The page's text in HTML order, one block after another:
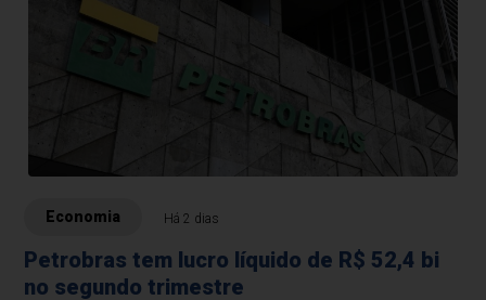
Economia Há 2 dias
Petrobras tem lucro líquido de R$ 52,4 bi
no segundo trimestre